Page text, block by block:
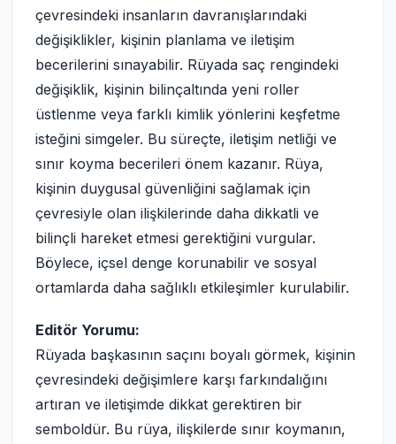
çevresindeki insanların davranışlarındaki
değişiklikler, kişinin planlama ve iletişim
becerilerini sınayabilir. Rüyada saç rengindeki
değişiklik, kişinin bilinçaltında yeni roller
üstlenme veya farklı kimlik yönlerini keşfetme
isteğini simgeler. Bu süreçte, iletişim netliği ve
sınır koyma becerileri önem kazanır. Rüya,
kişinin duygusal güvenliğini sağlamak için
çevresiyle olan ilişkilerinde daha dikkatli ve
bilinçli hareket etmesi gerektiğini vurgular.
Böylece, içsel denge korunabilir ve sosyal
ortamlarda daha sağlıklı etkileşimler kurulabilir.
Editör Yorumu:
Rüyada başkasının saçını boyalı görmek, kişinin
çevresindeki değişimlere karşı farkındalığını
artıran ve iletişimde dikkat gerektiren bir
semboldür. Bu rüya, ilişkilerde sınır koymanın,